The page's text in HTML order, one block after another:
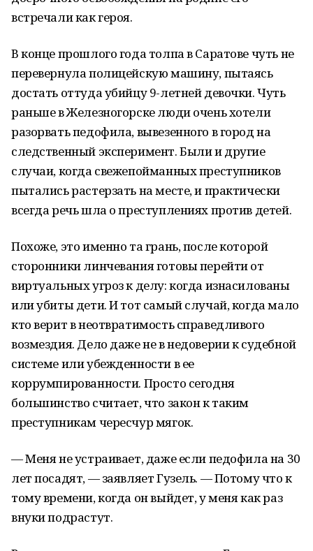
встречали как героя.
В конце прошлого года толпа в Саратове чуть не
перевернула полицейскую машину, пытаясь
достать оттуда убийцу 9-летней девочки. Чуть
раньше в Железногорске люди очень хотели
разорвать педофила, вывезенного в город на
следственный эксперимент. Были и другие
случаи, когда свежепойманных преступников
пытались растерзать на месте, и практически
всегда речь шла о преступлениях против детей.
Похоже, это именно та грань, после которой
сторонники линчевания готовы перейти от
виртуальных угроз к делу: когда изнасилованы
или убиты дети. И тот самый случай, когда мало
кто верит в неотвратимость справедливого
возмездия. Дело даже не в недоверии к судебной
системе или убежденности в ее
коррумпированности. Просто сегодня
большинство считает, что закон к таким
преступникам чересчур мягок.
— Меня не устраивает, даже если педофила на 30
лет посадят, — заявляет Гузель. — Потому что к
тому времени, когда он выйдет, у меня как раз
внуки подрастут.